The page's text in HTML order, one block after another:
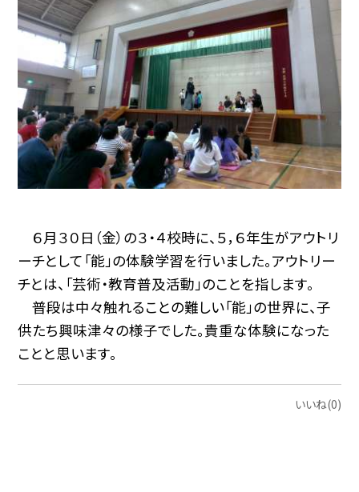
６月３０日（金）の３・４校時に、５，６年生がアウトリ
ーチとして「能」の体験学習を行いました。アウトリー
チとは、「芸術・教育普及活動」のことを指します。
普段は中々触れることの難しい「能」の世界に、子
供たち興味津々の様子でした。貴重な体験になった
ことと思います。
いいね(0)